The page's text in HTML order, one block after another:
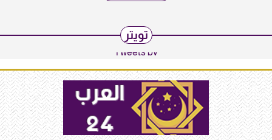
تويتر
Tweets by